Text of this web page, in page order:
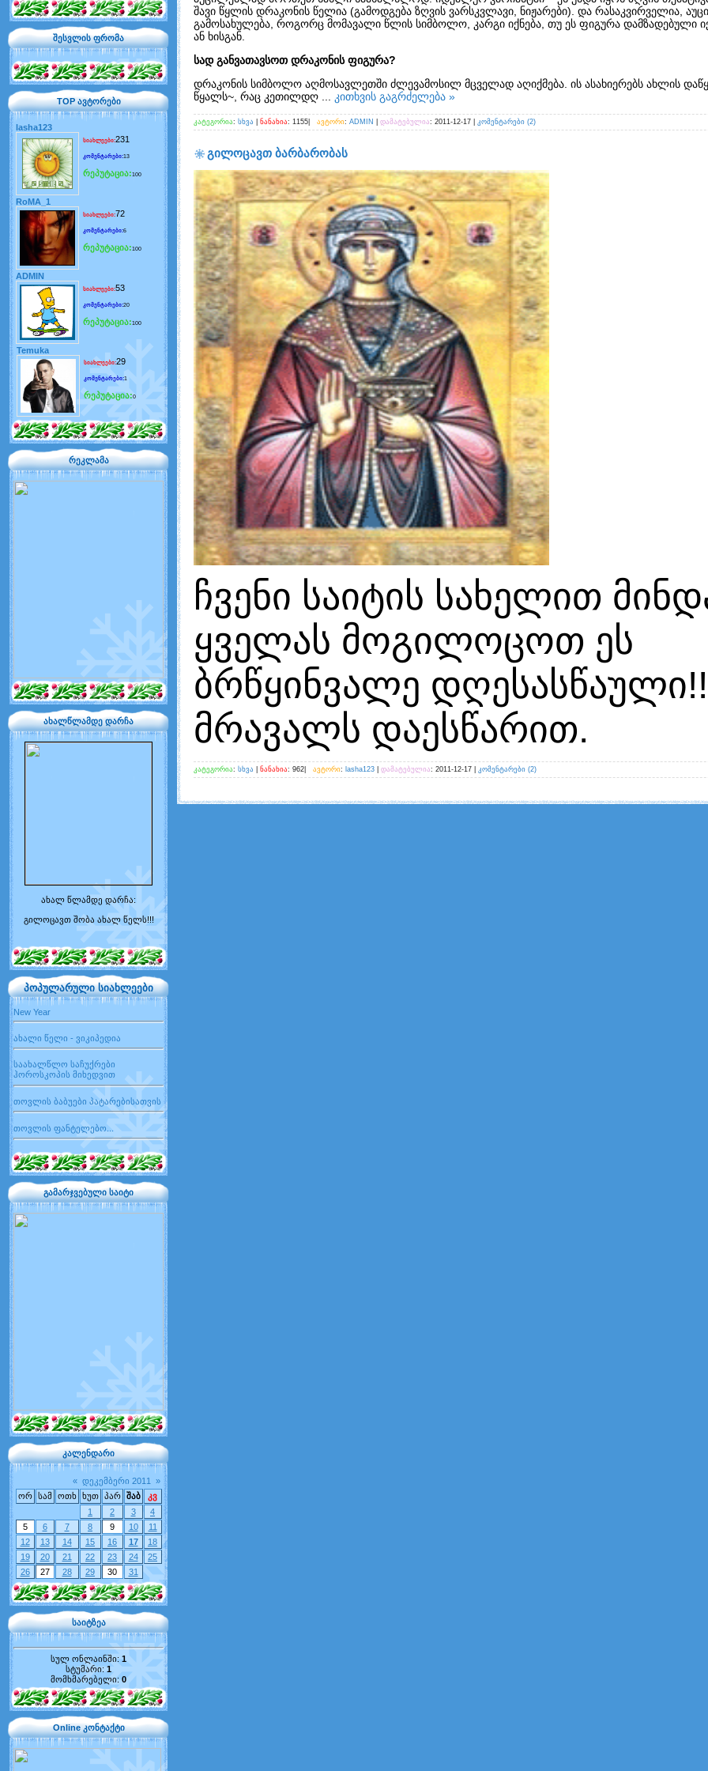
შესვლის ფრომა
TOP ავტორები
lasha123
სიახლეები:231
კომენტარები:13
რეპუტაცია:100
RoMA_1
სიახლეები:72
კომენტარები:6
რეპუტაცია:100
ADMIN
სიახლეები:53
კომენტარები:20
რეპუტაცია:100
Temuka
სიახლეები:29
კომენტარები:1
რეპუტაცია:0
რეკლამა
ახალწლამდე დარჩა
ახალ წლამდე დარჩა:
გილოცავთ შობა ახალ წელს!!!
პოპულარული სიახლეები
New Year
ახალი წელი - ვიკიპედია
საახალწლო საჩუქრები
ჰოროსკოპის მიხედვით
თოვლის ბაბუები პატარებისათვის
თოვლის ფანტელებო...
გამარჯვებული საიტი
კალენდარი
« დეკემბერი 2011
»
ორ
სამ ოთხ ხუთ პარ შაბ
კვ
1
2 3
4
5
6 7 8 9 10
11
12
13 14 15 16 17
18
19
20 21 22 23 24
25
26
27 28 29 30 31
საიტზეა
სულ ონლაინში:1
სტუმარი:1
მომხმარებელი:0
Online კონტაქტი
შავი წყლის დრაკონის წელია (გამოდგება ზღვის ვარსკვლავი, ნიჟარები). და რასაკვირველია,
გამოსახულება, როგორც მომავალი წლის სიმბოლო, კარგი იქნება, თუ ეს ფიგურა დამზადებული
ან ხისგან.
სად განვათავსოთ დრაკონის ფიგურა?
დრაკონის სიმბოლო აღმოსავლეთში ძლევამოსილ მცველად აღიქმება. ის ასახიერებს ახლის
წყალს~, რაც კეთილდღ
კითხვის გაგრძელება »
კატეგორია: სხვა ნანახია: 1155| ავტორი: ADMIN დამატებულია: 2011-12-17 კომენტარები (2)
გილოცავთ ბარბარობას
ჩვენი საიტის სახელით
ყველას მოგილოცოთ ეს
ბრწყინვალე
მრავალს დაესწარით.
კატეგორია: სხვა ნანახია: 962| ავტორი: lasha123 დამატებულია: 2011-12-17 კომენტარები (2)